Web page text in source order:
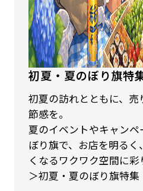
初夏・夏のぼり旗特
初夏の訪れとともに、
節感を。
夏のイベントやキャン
ぼり旗で、お店を明る
くなるワクワク空間に
＞初夏・夏のぼり旗特集